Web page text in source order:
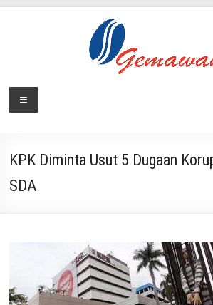
Lembaga
Swadaya
Menu
KPK Diminta Usut 5 Dugaan
SDA